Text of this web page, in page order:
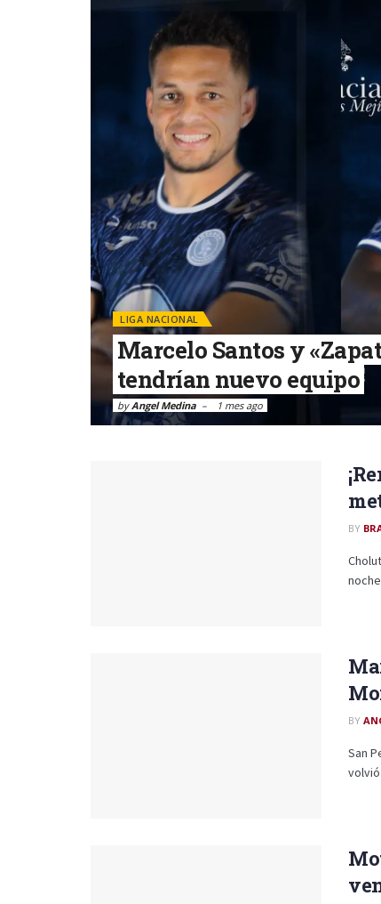
LIGA NACIONAL
Marcelo Santos y
tendrían nuevo equipo
by Angel Medina 1 mes ago
BY
BY
San